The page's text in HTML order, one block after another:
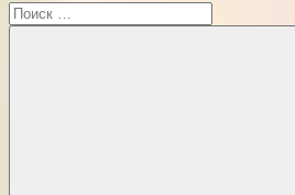
Поиск
для: